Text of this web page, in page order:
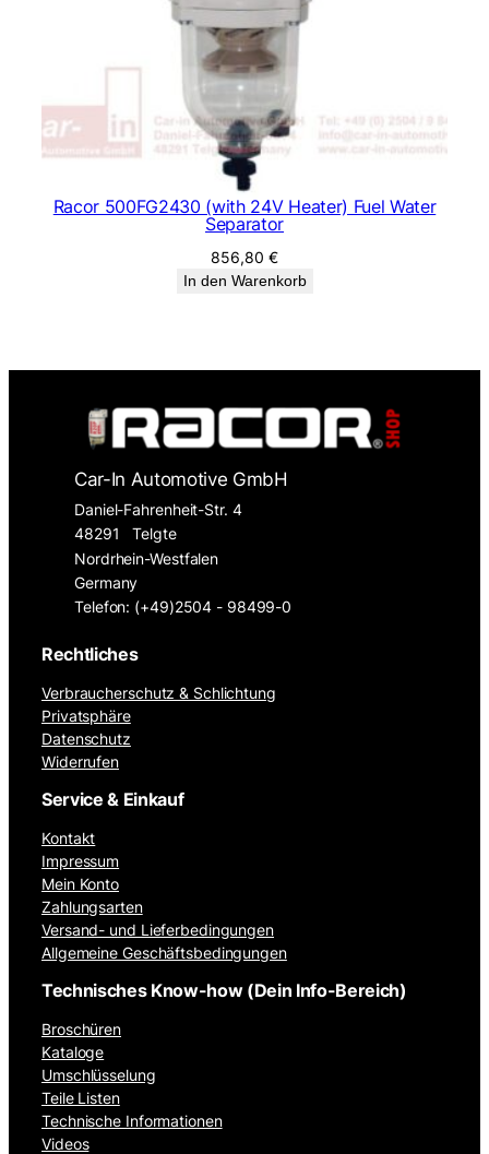
Racor 500FG2430 (with 24V Heater) Fuel Water
Separator
856,80 €
In den Warenkorb
Car-In Automotive GmbH
Daniel-Fahrenheit-Str. 4
48291
Telgte
Nordrhein-Westfalen
Germany
Telefon: (+49)2504 - 98499-0
Rechtliches
Verbraucherschutz & Schlichtung
Privatsphäre
Datenschutz
Widerrufen
Service & Einkauf
Kontakt
Impressum
Mein Konto
Zahlungsarten
Versand- und Lieferbedingungen
Allgemeine Geschäftsbedingungen
Technisches Know-how (Dein Info-Bereich)
Broschüren
Kataloge
Umschlüsselung
Teile Listen
Technische Informationen
Videos